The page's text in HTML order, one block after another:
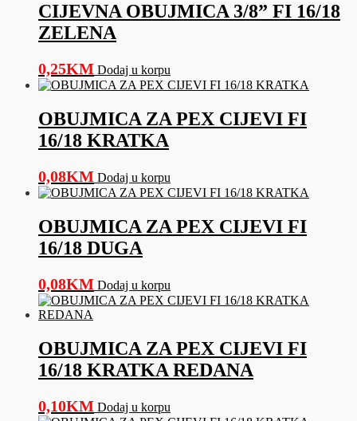
CIJEVNA OBUJMICA 3/8” FI 16/18
ZELENA
0,25KM Dodaj u korpu
OBUJMICA ZA PEX CIJEVI FI
16/18 KRATKA
0,08KM Dodaj u korpu
OBUJMICA ZA PEX CIJEVI FI
16/18 DUGA
0,08KM Dodaj u korpu
OBUJMICA ZA PEX CIJEVI FI
16/18 KRATKA REDANA
0,10KM Dodaj u korpu